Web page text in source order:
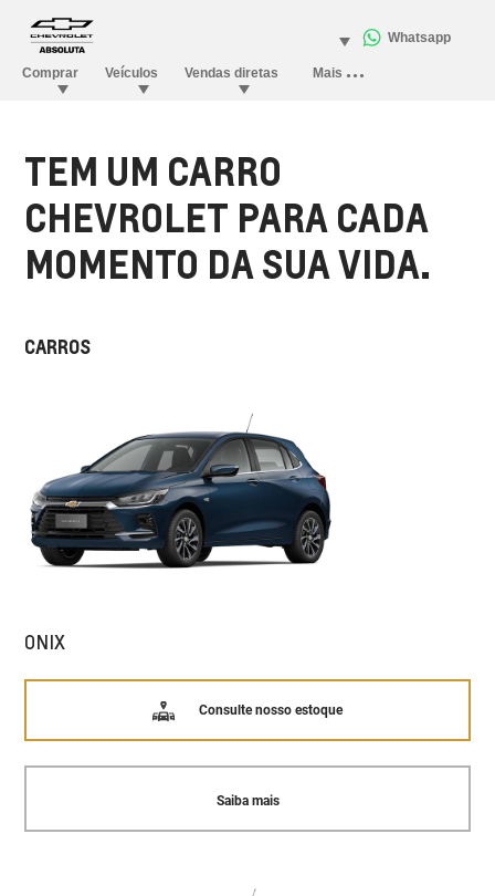
TEM UM CARRO
CHEVROLET PARA CADA
MOMENTO DA SUA VIDA.
CARROS
ONIX
Consulte nosso estoque
Saiba mais